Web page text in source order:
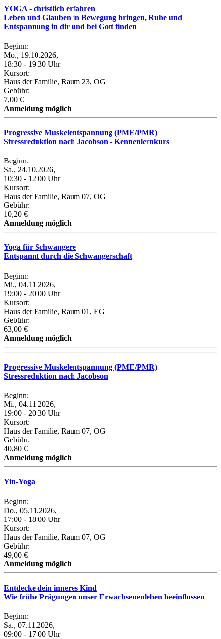
YOGA - christlich erfahren
Leben und Glauben in Bewegung bringen, Ruhe und
Entspannung in dir und bei Gott finden
Beginn:
Mo., 19.10.2026,
18:30 - 19:30 Uhr
Kursort:
Haus der Familie, Raum 23, OG
Gebühr:
7,00 €
Anmeldung möglich
Progressive Muskelentspannung (PME/PMR)
Stressreduktion nach Jacobson - Kennenlernkurs
Beginn:
Sa., 24.10.2026,
10:30 - 12:00 Uhr
Kursort:
Haus der Familie, Raum 07, OG
Gebühr:
10,20 €
Anmeldung möglich
Yoga für Schwangere
Entspannt durch die Schwangerschaft
Beginn:
Mi., 04.11.2026,
19:00 - 20:00 Uhr
Kursort:
Haus der Familie, Raum 01, EG
Gebühr:
63,00 €
Anmeldung möglich
Progressive Muskelentspannung (PME/PMR)
Stressreduktion nach Jacobson
Beginn:
Mi., 04.11.2026,
19:00 - 20:30 Uhr
Kursort:
Haus der Familie, Raum 07, OG
Gebühr:
40,80 €
Anmeldung möglich
Yin-Yoga
Beginn:
Do., 05.11.2026,
17:00 - 18:00 Uhr
Kursort:
Haus der Familie, Raum 07, OG
Gebühr:
49,00 €
Anmeldung möglich
Entdecke dein inneres Kind
Wie frühe Prägungen unser Erwachsenenleben beeinflussen
Beginn:
Sa., 07.11.2026,
09:00 - 17:00 Uhr